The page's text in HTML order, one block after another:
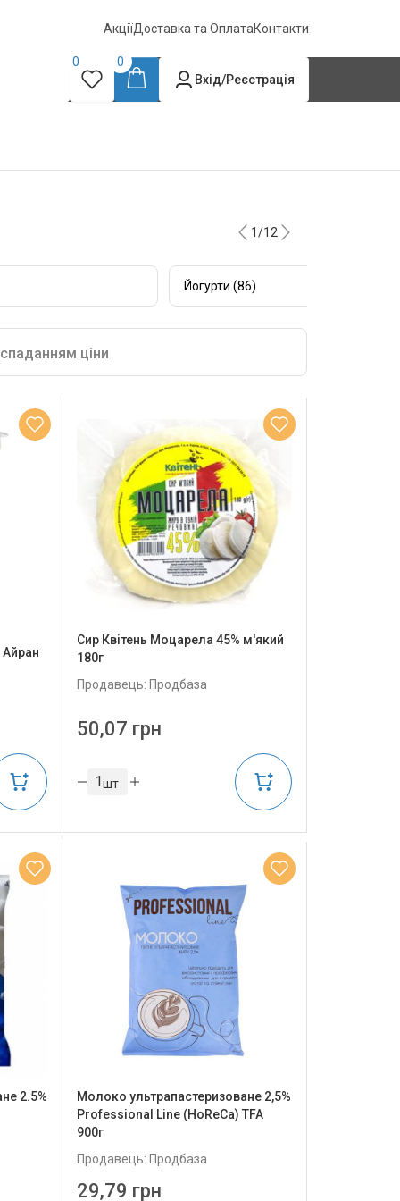
АкціїДоставка та ОплатаКонтакти
0
0
Вхід/Реєстрація
1/12
Йогурти (86)
ціни
Сир Квітень Моцарела 45% м'який
180г
Продавець: Продбаза
50,07 грн
шт
2.5%
Молоко ультрапастеризоване 2,5%
Professional Line (HoReCa) TFA
900г
Продавець: Продбаза
29,79 грн